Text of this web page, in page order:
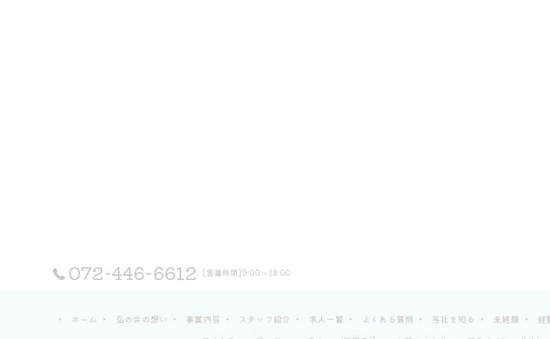
072-446-6612 [営業時間]9:00～18:00
ホーム 弘の会の想い 事業内容 スタッフ紹介 求人一覧 よくある質問 当社を知る 未経験 経